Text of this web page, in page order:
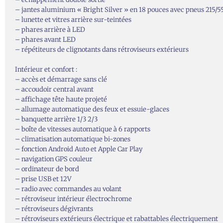
– jantes aluminium « Bright Silver » en 18 pouces avec pneus 215/
– lunette et vitres arrière sur-teintées
– phares arrière à LED
– phares avant LED
– répétiteurs de clignotants dans rétroviseurs extérieurs
Intérieur et confort :
– accès et démarrage sans clé
– accoudoir central avant
– affichage tête haute projeté
– allumage automatique des feux et essuie-glaces
– banquette arrière 1/3 2/3
– boîte de vitesses automatique à 6 rapports
– climatisation automatique bi-zones
– fonction Android Auto et Apple Car Play
– navigation GPS couleur
– ordinateur de bord
– prise USB et 12V
– radio avec commandes au volant
– rétroviseur intérieur électrochrome
– rétroviseurs dégivrants
– rétroviseurs extérieurs électrique et rabattables électriquement